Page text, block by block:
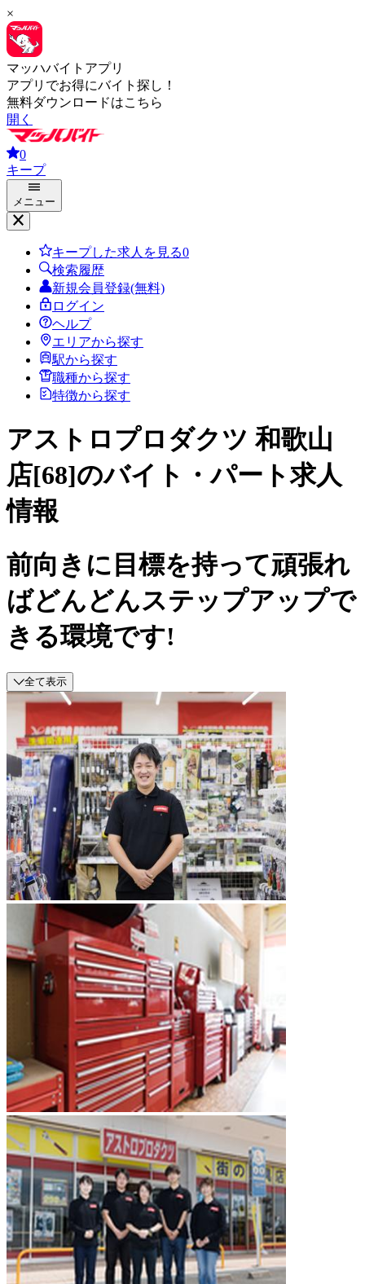
×
マッハバイトアプリ
アプリでお得にバイト探し！
無料ダウンロードはこちら
開く
0
キープ
メニュー
キープした求人を見る0
検索履歴
新規会員登録(無料)
ログイン
ヘルプ
エリアから探す
駅から探す
職種から探す
特徴から探す
アストロプロダクツ 和歌山
店[68]のバイト・パート求人
情報
前向きに目標を持って頑張れ
ばどんどんステップアップで
きる環境です!
全て表示